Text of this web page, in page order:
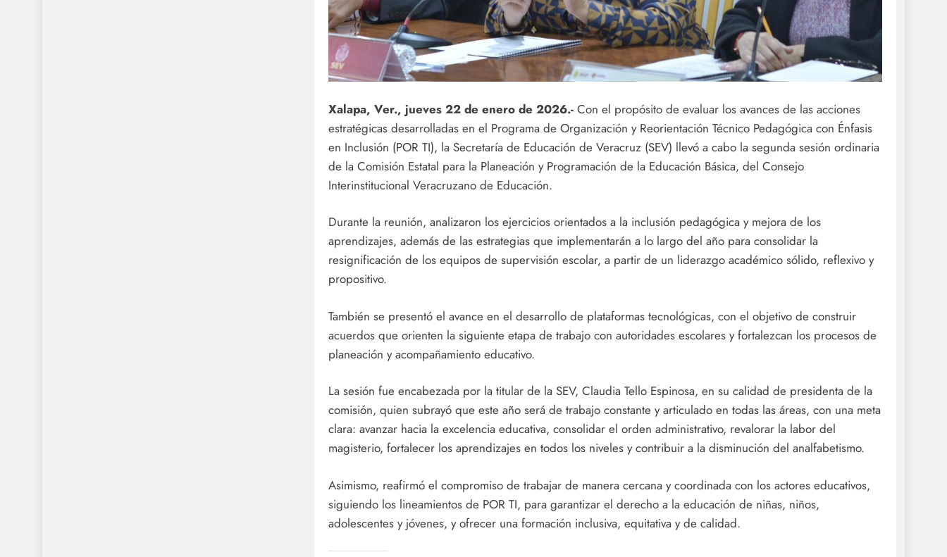
Xalapa, Ver., jueves 22 de enero de 2026.- Con el propósito de evaluar los avances de las acciones
estratégicas desarrolladas en el Programa de Organización y Reorientación Técnico Pedagógica con Énfasis
en Inclusión (POR TI), la Secretaría de Educación de Veracruz (SEV) llevó a cabo la segunda sesión ordinaria
de la Comisión Estatal para la Planeación y Programación de la Educación Básica, del Consejo
Interinstitucional Veracruzano de Educación.
Durante la reunión, analizaron los ejercicios orientados a la inclusión pedagógica y mejora de los
aprendizajes, además de las estrategias que implementarán a lo largo del año para consolidar la
resignificación de los equipos de supervisión escolar, a partir de un liderazgo académico sólido, reflexivo y
propositivo.
También se presentó el avance en el desarrollo de plataformas tecnológicas, con el objetivo de construir
acuerdos que orienten la siguiente etapa de trabajo con autoridades escolares y fortalezcan los procesos de
planeación y acompañamiento educativo.
La sesión fue encabezada por la titular de la SEV, Claudia Tello Espinosa, en su calidad de presidenta de la
comisión, quien subrayó que este año será de trabajo constante y articulado en todas las áreas, con una meta
clara: avanzar hacia la excelencia educativa, consolidar el orden administrativo, revalorar la labor del
magisterio, fortalecer los aprendizajes en todos los niveles y contribuir a la disminución del analfabetismo.
Asimismo, reafirmó el compromiso de trabajar de manera cercana y coordinada con los actores educativos,
siguiendo los lineamientos de POR TI, para garantizar el derecho a la educación de niñas, niños,
adolescentes y jóvenes, y ofrecer una formación inclusiva, equitativa y de calidad.